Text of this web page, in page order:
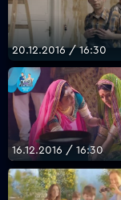
20.12.2016 / 16:30
16.12.2016 / 16:30